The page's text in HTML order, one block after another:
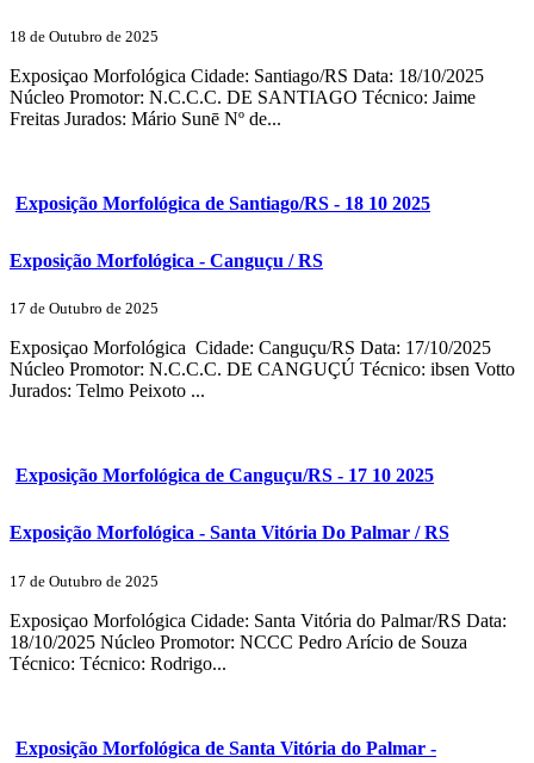
18 de Outubro de 2025
Exposiçao Morfológica Cidade: Santiago/RS Data: 18/10/2025
Núcleo Promotor: N.C.C.C. DE SANTIAGO Técnico: Jaime
Freitas Jurados: Mário Sunē Nº de...
Exposição Morfológica de Santiago/RS - 18 10 2025
Exposição Morfológica - Canguçu / RS
17 de Outubro de 2025
Exposiçao Morfológica Cidade: Canguçu/RS Data: 17/10/2025
Núcleo Promotor: N.C.C.C. DE CANGUÇÚ Técnico: ibsen Votto
Jurados: Telmo Peixoto ...
Exposição Morfológica de Canguçu/RS - 17 10 2025
Exposição Morfológica - Santa Vitória Do Palmar / RS
17 de Outubro de 2025
Exposiçao Morfológica Cidade: Santa Vitória do Palmar/RS Data:
18/10/2025 Núcleo Promotor: NCCC Pedro Arício de Souza
Técnico: Técnico: Rodrigo...
Exposição Morfológica de Santa Vitória do Palmar -